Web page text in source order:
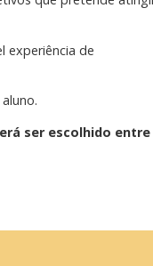
experiência de
ser escolhido entre